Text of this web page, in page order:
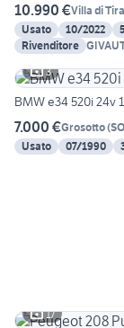
10.990 €Villa di
Usato
10/2022
Rivenditore
3
7.000 €Grosotto(SO
Usato
07/1990
17